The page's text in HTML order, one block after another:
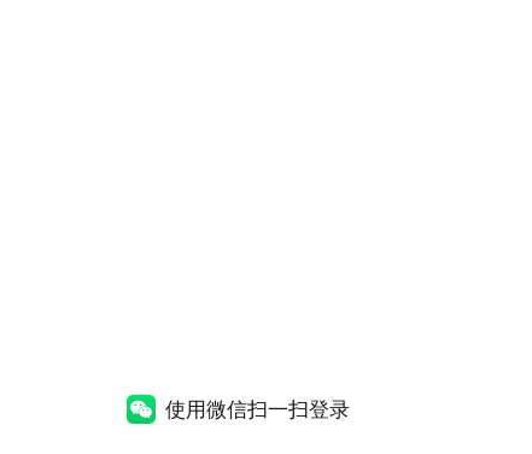
使用微信扫一扫登录